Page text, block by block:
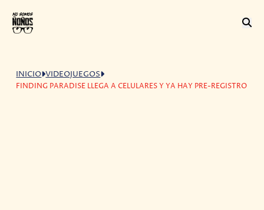
INICIO VIDEOJUEGOS
FINDING PARADISE LLEGA A CELULARES Y YA HAY PRE-REGISTRO